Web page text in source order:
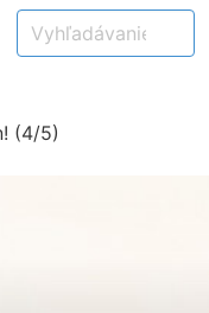
(4/5)